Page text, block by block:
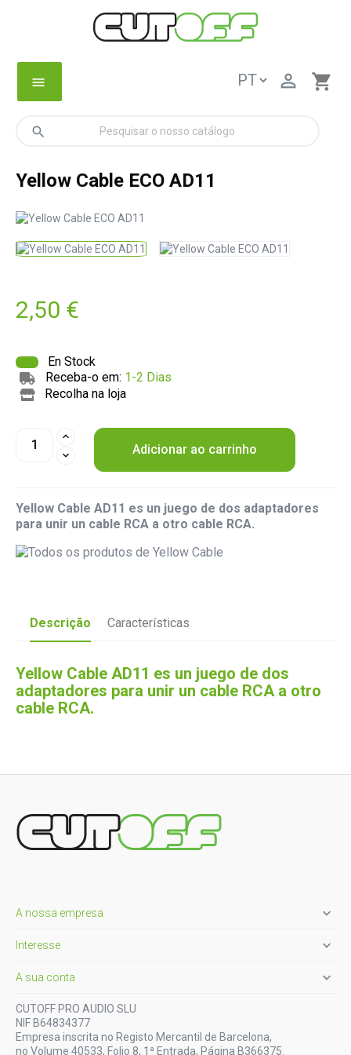
menu shopping_cart

search
Yellow Cable ECO AD11
2,50 €
En Stock
Receba-o em: 1-2 Dias
Recolha na loja
Adicionar ao carrinho
Yellow Cable AD11 es un juego de dos adaptadores
para unir un cable RCA a otro cable RCA.
Descrição Características
Yellow Cable AD11 es un juego de dos
adaptadores para unir un cable RCA a otro
cable RCA.
A nossa empresa 
Interesse 
A sua conta 
CUTOFF PRO AUDIO SLU
NIF B64834377
Empresa inscrita no Registo Mercantil de Barcelona,
no Volume 40533, Folio 8, 1ª Entrada, Página B366375.